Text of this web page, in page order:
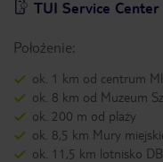
TUI Service
Położenie:
ok. 1 km od centrum
ok. 8 km od Muzeum
ok. 200 m od plaży
ok. 8,5 km Mury
ok. 11,5 km lotnisko